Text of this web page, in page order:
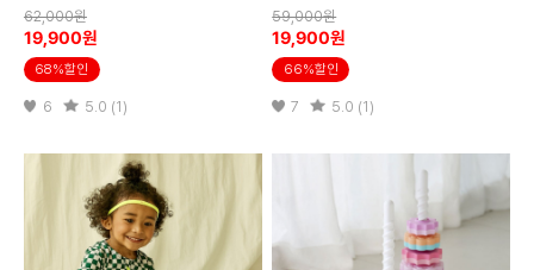
62,000원
19,900원
68%할인
6 5.0 (1)
59,000원
19,900원
66%할인
7 5.0 (1)